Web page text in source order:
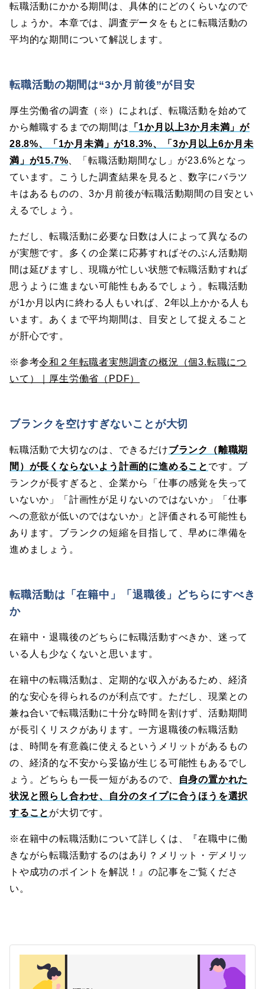
転職活動にかかる期間は、具体的にどのくらいなので
しょうか。本章では、調査データをもとに転職活動の
平均的な期間について解説します。
転職活動の期間は“3か月前後”が目安
厚生労働省の調査（※）によれば、転職活動を始めて
から離職するまでの期間は 「1か月以上3か月未満」が
28.8%、「1か月未満」が18.3%、「3か月以上6か月未
満」が15.7% 、「転職活動期間なし」が23.6%となっ
ています。こうした調査結果を見ると、数字にバラツ
キはあるものの、3か月前後が転職活動期間の目安とい
えるでしょう。
ただし、転職活動に必要な日数は人によって異なるの
が実態です。多くの企業に応募すればそのぶん活動期
間は延びますし、現職が忙しい状態で転職活動すれば
思うように進まない可能性もあるでしょう。転職活動
が1か月以内に終わる人もいれば、2年以上かかる人も
います。あくまで平均期間は、目安として捉えること
が肝心です。
※参考令和２年転職者実態調査の概況（個3.転職につ
いて）｜厚生労働省（PDF）
ブランクを空けすぎないことが大切
転職活動で大切なのは、できるだけブランク（離職期
間）が長くならないよう計画的に進めること です。ブ
ランクが長すぎると、企業から「仕事の感覚を失って
いないか」「計画性が足りないのではないか」「仕事
への意欲が低いのではないか」と評価される可能性も
あります。ブランクの短縮を目指して、早めに準備を
進めましょう。
転職活動は「在籍中」「退職後」どちらにすべき
か
在籍中・退職後のどちらに転職活動すべきか、迷って
いる人も少なくないと思います。
在籍中の転職活動は、定期的な収入があるため、経済
的な安心を得られるのが利点です。ただし、現業との
兼ね合いで転職活動に十分な時間を割けず、活動期間
が長引くリスクがあります。一方退職後の転職活動
は、時間を有意義に使えるというメリットがあるもの
の、経済的な不安から妥協が生じる可能性もあるでし
ょう。どちらも一長一短があるので、
自身の置かれた
状況と照らし合わせ、自分のタイプに合うほうを選択
すること が大切です。
※在籍中の転職活動について詳しくは、『在職中に働
きながら転職活動するのはあり？メリット・デメリッ
トや成功のポイントを解説！』の記事をご覧くださ
い。